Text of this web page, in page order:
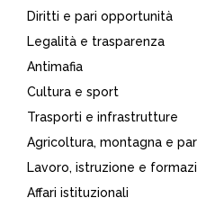
Diritti e pari opportunità
Legalità e trasparenza
Antimafia
Cultura e sport
Trasporti e infrastrutture
Agricoltura, montagna e
Lavoro, istruzione e
Affari istituzionali